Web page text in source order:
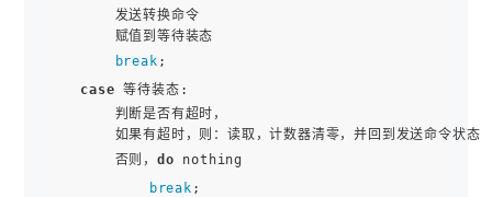
发送转换命令
赋值到等待装态
break ;
case 等待装态:
判断是否有超时，
如果有超时，则：读取，计数器清零，并回到发送命令状态
否则， do nothing
break ;